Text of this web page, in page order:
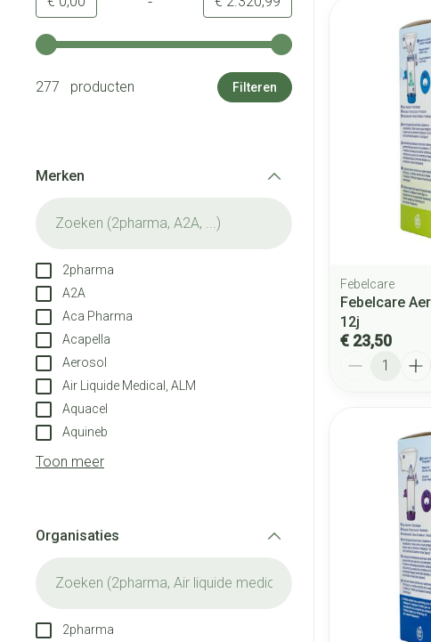
Gebruik de pijltjestoetsen links en rechts om de minimale en
277 producten Filteren
Merken
2pharma
A2A
Aca Pharma
Acapella
Aerosol
Air Liquide Medical, ALM
Aquacel
Aquineb
Toon meer
Organisaties
2pharma
Febelcare
Febelcare
12j
€ 23,50